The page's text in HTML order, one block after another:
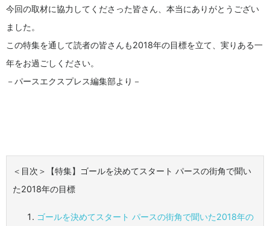
今回の取材に協力してくださった皆さん、本当にありがとうござい
ました。
この特集を通して読者の皆さんも2018年の目標を立て、実りある一
年をお過ごしください。
－パースエクスプレス編集部より－
＜目次＞【特集】ゴールを決めてスタート パースの街角で聞い
た2018年の目標
ゴールを決めてスタート パースの街角で聞いた2018年の